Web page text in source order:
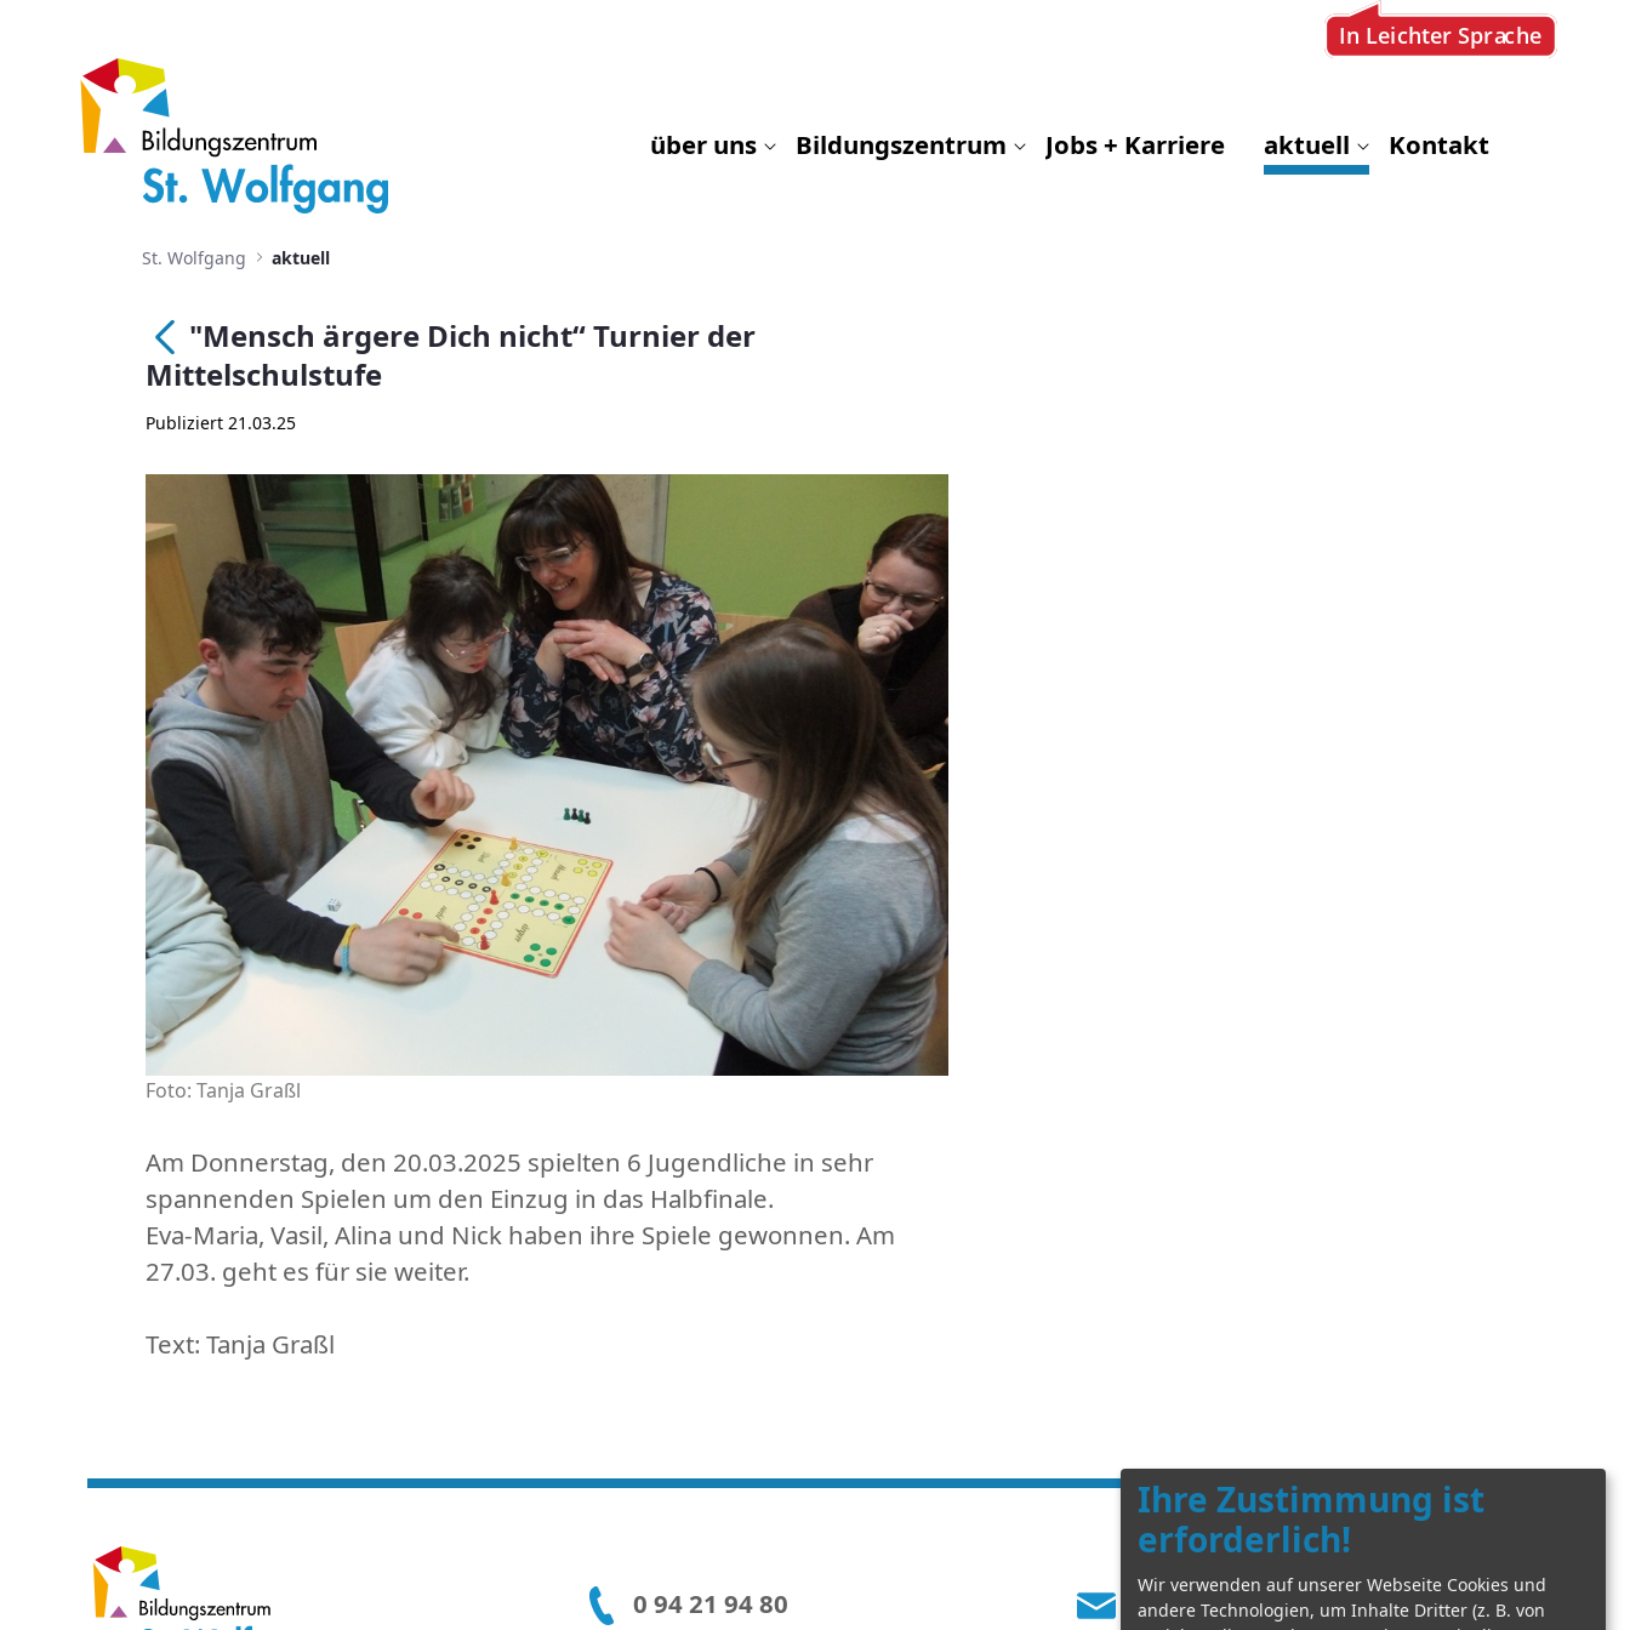
über uns Bildungszentrum Jobs + Karriere aktuell Kontakt
St. Wolfgang aktuell
Zurück
"Mensch ärgere Dich nicht“ Turnier der
Mittelschulstufe
Publiziert 21.03.25
Foto: Tanja Graßl
Am Donnerstag, den 20.03.2025 spielten 6 Jugendliche in sehr
spannenden Spielen um den Einzug in das Halbfinale.
Eva-Maria, Vasil, Alina und Nick haben ihre Spiele gewonnen. Am
27.03. geht es für sie weiter.
Text: Tanja Graßl
0 94 21 94 80 E-Mail schreiben
Ihre Zustimmung ist
erforderlich!
Wir verwenden auf unserer Webseite Cookies und
andere Technologien, um Inhalte Dritter (z. B. von